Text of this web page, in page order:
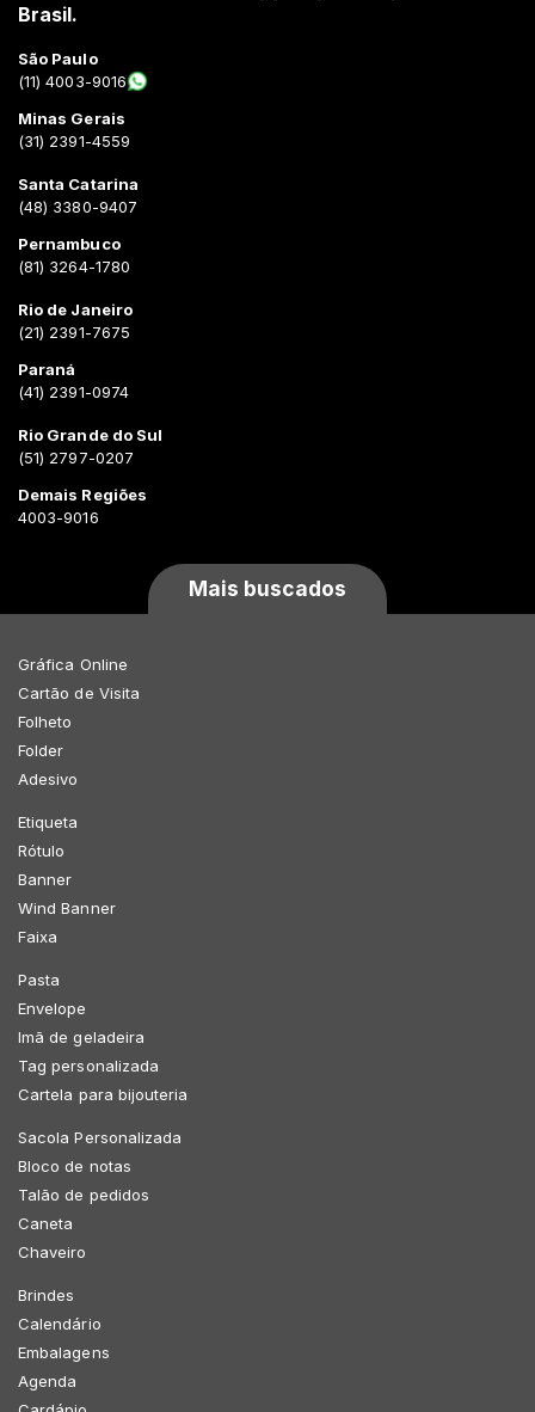
Brasil.
São Paulo
(11) 4003-9016
Minas Gerais
(31) 2391-4559
Santa Catarina
(48) 3380-9407
Pernambuco
(81) 3264-1780
Rio de Janeiro
(21) 2391-7675
Paraná
(41) 2391-0974
Rio Grande do Sul
(51) 2797-0207
Demais Regiões
4003-9016
Mais buscados
Gráfica Online
Cartão de Visita
Folheto
Folder
Adesivo
Etiqueta
Rótulo
Banner
Wind Banner
Faixa
Pasta
Envelope
Imã de geladeira
Tag personalizada
Cartela para bijouteria
Sacola Personalizada
Bloco de notas
Talão de pedidos
Caneta
Chaveiro
Brindes
Calendário
Embalagens
Agenda